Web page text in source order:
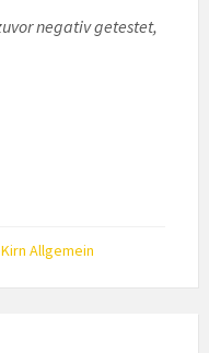
negativ getestet,
Kirn Allgemein